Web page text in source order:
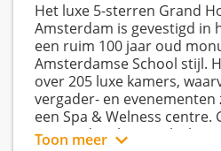
Het luxe 5-sterren Grand
Amsterdam is gevestigd in
een ruim 100 jaar oud
Amsterdamse School stijl.
over 205 luxe kamers,
vergader- en evenementen
een Spa & Welness
Amsterdam ligt op slechts
Toon meer